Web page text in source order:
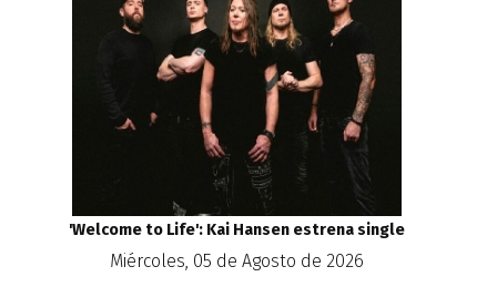
'Welcome to Life': Kai Hansen estrena single
Miércoles, 05 de Agosto de 2026